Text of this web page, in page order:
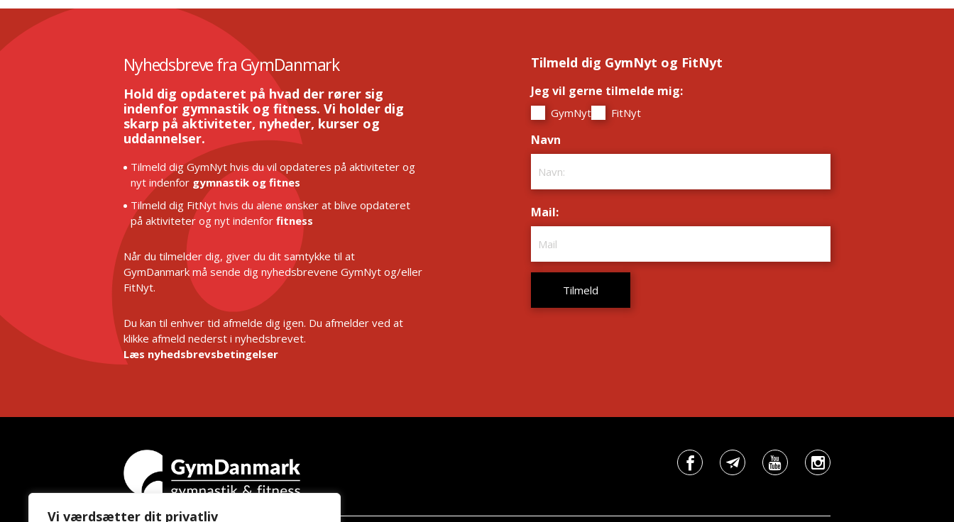
Vi værdsætter dit privatliv
Nyhedsbreve fra GymDanmark
Hold dig opdateret på hvad der rører sig
indenfor gymnastik og fitness. Vi holder dig
skarp på aktiviteter, nyheder, kurser og
uddannelser.
Tilmeld dig GymNyt hvis du vil opdateres på aktiviteter og
nyt indenfor gymnastik og fitnes
Tilmeld dig FitNyt hvis du alene ønsker at blive opdateret
på aktiviteter og nyt indenfor fitness
Når du tilmelder dig, giver du dit samtykke til at
GymDanmark må sende dig nyhedsbrevene GymNyt og/eller
FitNyt.
Du kan til enhver tid afmelde dig igen. Du afmelder ved at
klikke afmeld nederst i nyhedsbrevet.
Læs nyhedsbrevsbetingelser
Tilmeld dig GymNyt og FitNyt
Jeg vil gerne tilmelde mig:
GymNyt FitNyt
Navn
Mail: